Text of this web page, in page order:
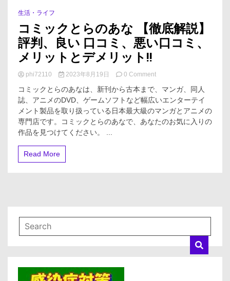
1 Minute
生活・ライフ
コミックとらのあな 【徹底解説】
評判、良い 口コミ、悪い口コミ、
メリットとデメリット!!
phi72110 2023年8月19日 0 Commenton
ミ
ッ
ク
と
コミックとらのあなは、新刊から古本まで、マンガ、同人
誌、アニメのDVD、ゲームソフトなど幅広いエンターテイ
メント製品を取り扱っている日本最大級のマンガとアニメの
専門店です。コミックとらのあなで、あなたのお気に入りの
作品を見つけてください。 ...
Read More